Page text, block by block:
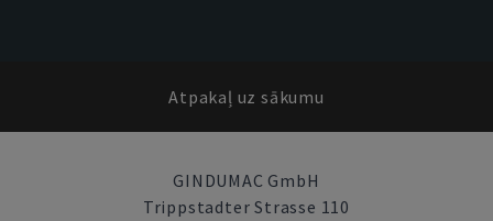
Atpakaļ uz sākumu
GINDUMAC GmbH
Trippstadter Strasse 110